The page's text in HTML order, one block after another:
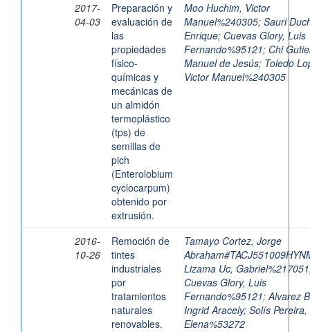
2017-
04-03
Preparación y
evaluación de
las
propiedades
físico-
químicas y
mecánicas de
un almidón
termoplástico
(tps) de
semillas de
pich
(Enterolobium
cyclocarpum)
obtenido por
extrusión.
Moo Huchim, Victor
Manuel%240305; Sauri
Enrique; Cuevas Glory, Luis
Fernando%95121; Chi
Manuel de Jesús; Toledo
Victor Manuel%240305
2016-
10-26
Remoción de
tintes
industriales
por
tratamientos
naturales
renovables.
Tamayo Cortez, Jorge
Lizama Uc, Gabriel%217051
Cuevas Glory, Luis
Fernando%95121;Alvarez
Ingrid Aracely; Solís
Elena%53272